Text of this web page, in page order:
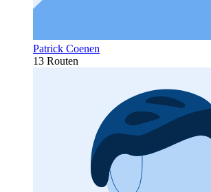
Patrick Coenen
13 Routen